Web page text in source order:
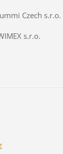
Czech s.r.o.
s.r.o.